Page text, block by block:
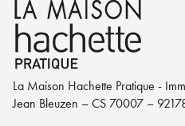
La Maison Hachette Pratique -
Jean Bleuzen – CS 70007 –